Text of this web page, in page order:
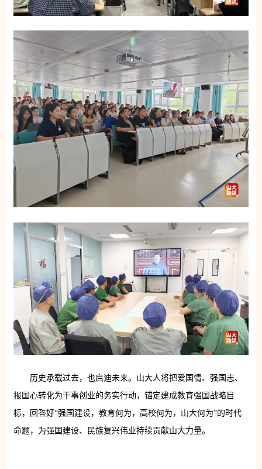
历史承载过去，也启迪未来。山大人将把爱国情、强国志、
报国心转化为干事创业的务实行动，锚定建成教育强国战略目
标，回答好“强国建设，教育何为，高校何为，山大何为”的时代
命题，为强国建设、民族复兴伟业持续贡献山大力量。